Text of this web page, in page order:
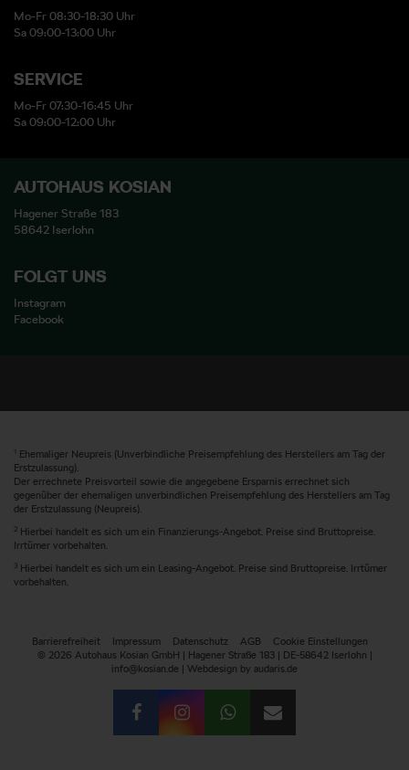
Mo-Fr 08:30-18:30 Uhr
Sa 09:00-13:00 Uhr
SERVICE
Mo-Fr 07:30-16:45 Uhr
Sa 09:00-12:00 Uhr
AUTOHAUS KOSIAN
Hagener Straße 183
58642 Iserlohn
FOLGT UNS
Instagram
Facebook
1 Ehemaliger Neupreis (Unverbindliche Preisempfehlung des Herstellers am Tag der
Erstzulassung).
Der errechnete Preisvorteil sowie die angegebene Ersparnis errechnet sich
gegenüber der ehemaligen unverbindlichen Preisempfehlung des Herstellers am Tag
der Erstzulassung (Neupreis).
2 Hierbei handelt es sich um ein Finanzierungs-Angebot. Preise sind Bruttopreise.
Irrtümer vorbehalten.
3 Hierbei handelt es sich um ein Leasing-Angebot. Preise sind Bruttopreise. Irrtümer
vorbehalten.
Barrierefreiheit Impressum Datenschutz AGB
Cookie Einstellungen
© 2026 Autohaus Kosian GmbH | Hagener Straße 183 | DE-58642 Iserlohn |
info@kosian.de | Webdesign by audaris.de